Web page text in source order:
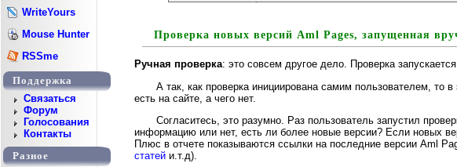
WriteYours
Mouse Hunter
RSSme
Поддержка
Cвязаться
Форум
Голосования
Контакты
Разное
Проверка новых версий Aml Pages, запущенная
Ручная проверка: это совсем другое дело. Проверка
А так, как проверка инициирована самим пользователем, то
есть на сайте, а чего нет.
Согласитесь, это разумно. Раз пользователь запустил
информацию или нет, есть ли более новые версии? Если новых
Плюс в отчете показываются ссылки на последние версии Aml
статей и.т.д).